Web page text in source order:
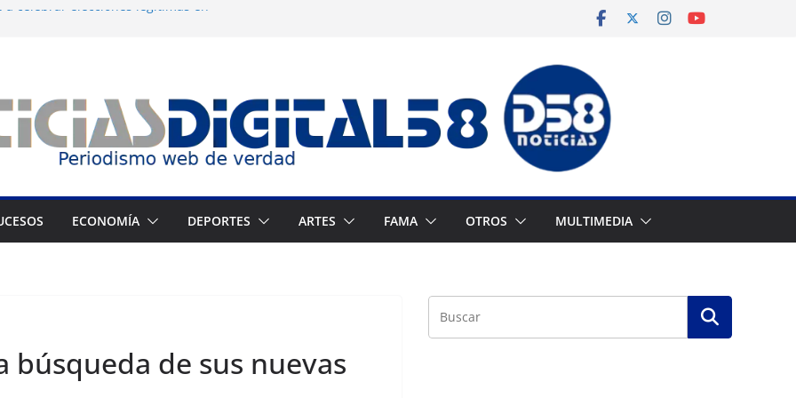
celebrar elecciones legítimas en
montañista Nirmal Purja tras
cronograma electoral a la mesa de
ECONOMÍA DEPORTES ARTES FAMA OTROS MULTIMEDIA
búsqueda de sus nuevas